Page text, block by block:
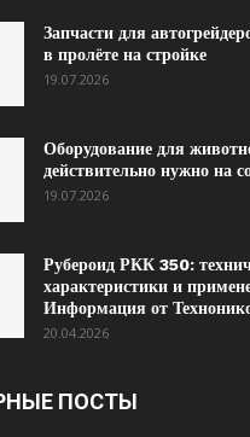
Запчасти для
в пролёте на стройке
19.07.2026
Оборудование для
действительно нужно на
19.07.2026
Рубероид РКК 350:
характеристики и
Информация от
20.04.2026
ПОСТЫ